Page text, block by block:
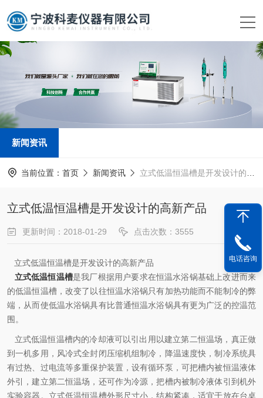
新闻资讯
当前位置： 首页 新闻资讯 立式低温恒温槽是开发设计的高新产品
立式低温恒温槽是开发设计的高新产品
更新时间：2018-01-29
点击次数：3555
立式低温恒温槽是开发设计的高新产品
立式低温恒温槽是我厂根据用户要求在恒温水浴锅基础上改进而来
的低温恒温槽，改变了以往恒温水浴锅只有加热功能而不能制冷的弊
端，从而使低温水浴锅具有比普通恒温水浴锅具有更为广泛的控温范
围。
立式低温恒温槽内的冷却液可以引出用以建立第二恒温场，真正做
到一机多用，风冷式全封闭压缩机组制冷，降温速度快，制冷系统具
有过热、过电流等多重保护装置，设有循环泵，可把槽内被恒温液体
外引，建立第二恒温场，还可作为冷源，把槽内被制冷液体引到机外
实验容器。立式低温恒温槽外形尺寸小，结构紧凑，适宜于放在台桌
电话咨询